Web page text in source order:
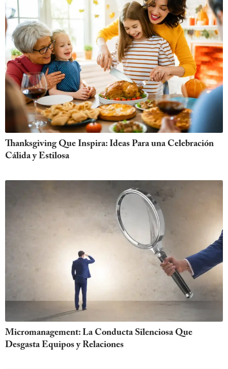
Thanksgiving Que Inspira: Ideas Para una Celebración
Cálida y Estilosa
Micromanagement: La Conducta Silenciosa Que
Desgasta Equipos y Relaciones